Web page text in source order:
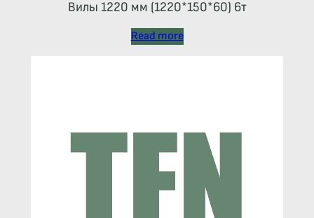
Вилы 1220 мм (1220*150*60) 6т
Read more